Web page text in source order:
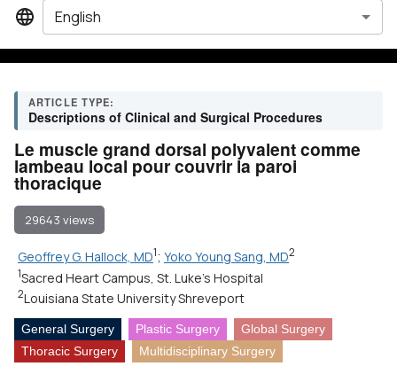
ARTICLE TYPE:
Descriptions of Clinical and Surgical Procedures
Le muscle grand dorsal polyvalent comme
lambeau local pour couvrir la paroi
thoracique
29643 views
Geoffrey G. Hallock, MD1; Yoko Young Sang, MD2
1Sacred Heart Campus, St. Luke's Hospital
2Louisiana State University Shreveport
General Surgery Plastic Surgery
Global Surgery
Thoracic Surgery
Multidisciplinary Surgery
English